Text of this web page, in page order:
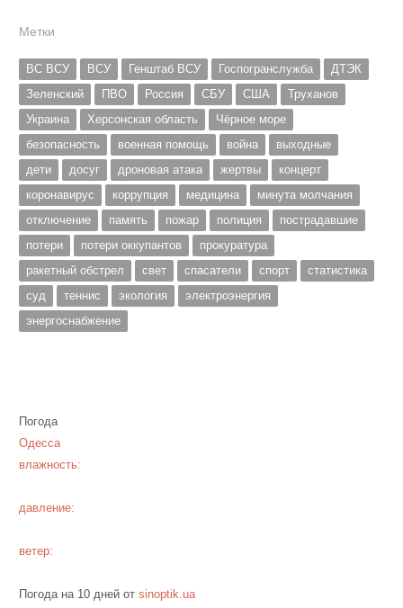
Метки
ВС ВСУ ВСУ Генштаб ВСУ Госпогранслужба
ДТЭК
Зеленский
ПВО Россия СБУ США
Труханов
Украина
Херсонская область
Чёрное море
безопасность
военная помощь война
выходные
дети
досуг дроновая атака жертвы
концерт
коронавирус
коррупция медицина
минута молчания
отключение
память пожар полиция
пострадавшие
потери
потери оккупантов
прокуратура
ракетный обстрел
свет спасатели спорт
статистика
суд
теннис экология
электроэнергия
энергоснабжение
Погода
Одесса
влажность:
давление:
ветер:
Погода на 10 дней от sinoptik.ua